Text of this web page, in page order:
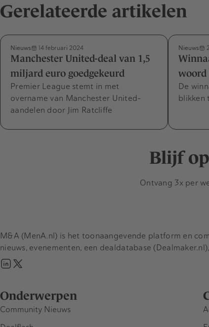
Gerelateerde artikelen
Nieuws 14 februari 2024
Manchester United-deal van 1,5
miljard euro goedgekeurd
Premier League stemt in met
overname van Manchester United-
aandelen door Jim Ratcliffe
Nieuws
woord
De
blikken
Blijf
Ontvang 3x per
Onderwerpen
Community Nieuws
M&A (MenA.nl) is het toonaangevende platform en
nieuws, evenementen, een dealdatabase